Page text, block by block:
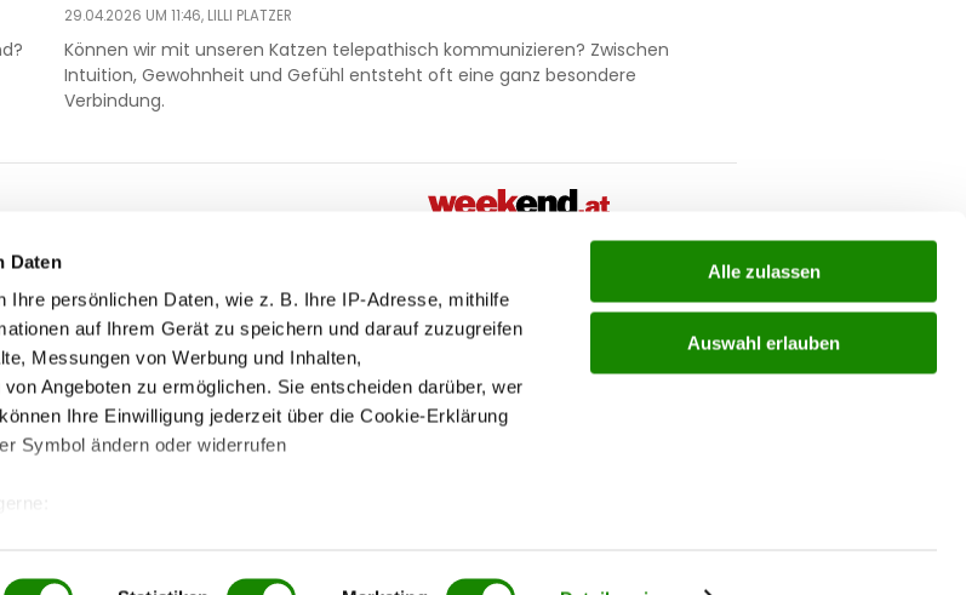
Daten
Ihre persönlichen Daten, wie z. B. Ihre IP-Adresse, mithilfe
auf Ihrem Gerät zu speichern und darauf zuzugreifen
Messungen von Werbung und Inhalten,
Angeboten zu ermöglichen. Sie entscheiden darüber, wer
Ihre Einwilligung jederzeit über die Cookie-Erklärung
Symbol ändern oder widerrufen
Alle zulassen
Auswahl erlauben
29.04.2026 UM 11:46, LILLI PLATZER
Können wir mit unseren Katzen telepathisch kommunizieren? Zwischen
Intuition, Gewohnheit und Gefühl entsteht oft eine ganz besondere
Verbindung.
politik
reise
society
sport
unterhaltung
wohnen
Social
links